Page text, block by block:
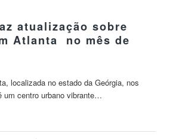
atualização sobre
Atlanta no mês de
localizada no estado da Geórgia, nos
um centro urbano vibrante…